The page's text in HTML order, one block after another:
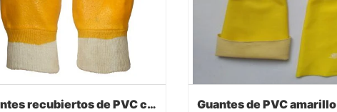
Guantes recubiertos de PVC con color amarillo